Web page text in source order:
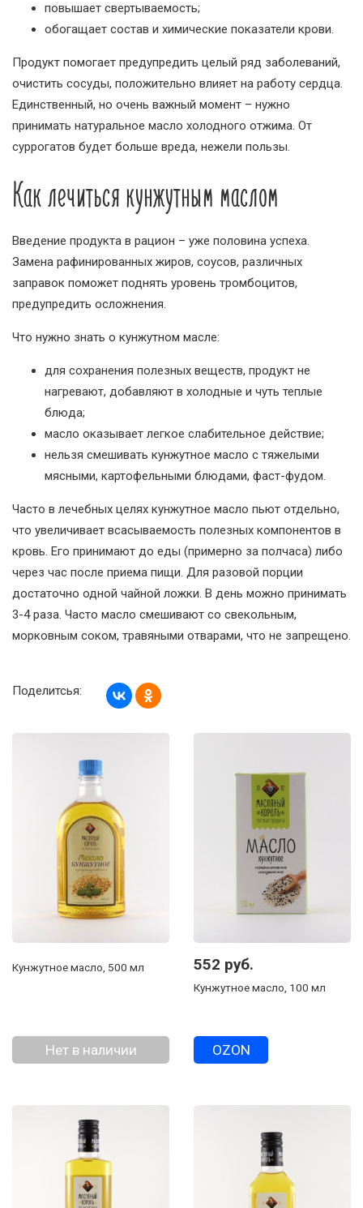
повышает свертываемость;
обогащает состав и химические показатели крови.
Продукт помогает предупредить целый ряд заболеваний,
очистить сосуды, положительно влияет на работу сердца.
Единственный, но очень важный момент – нужно
принимать натуральное масло холодного отжима. От
суррогатов будет больше вреда, нежели пользы.
Как лечиться кунжутным маслом
Введение продукта в рацион – уже половина успеха.
Замена рафинированных жиров, соусов, различных
заправок поможет поднять уровень тромбоцитов,
предупредить осложнения.
Что нужно знать о кунжутном масле:
для сохранения полезных веществ, продукт не
нагревают, добавляют в холодные и чуть теплые
блюда;
масло оказывает легкое слабительное действие;
нельзя смешивать кунжутное масло с тяжелыми
мясными, картофельными блюдами, фаст-фудом.
Часто в лечебных целях кунжутное масло пьют отдельно,
что увеличивает всасываемость полезных компонентов в
кровь. Его принимают до еды (примерно за полчаса) либо
через час после приема пищи. Для разовой порции
достаточно одной чайной ложки. В день можно принимать
3-4 раза. Часто масло смешивают со свекольным,
морковным соком, травяными отварами, что не запрещено.
Поделитсья:
Кунжутное масло, 500 мл
Нет в наличии
552 руб.
Кунжутное масло, 100 мл
OZON